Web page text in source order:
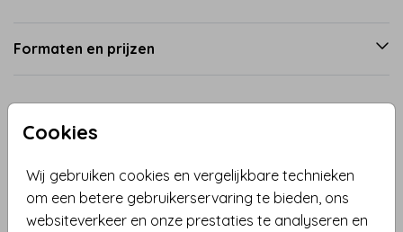
Cookies
Wij gebruiken cookies en vergelijkbare technieken
om een betere gebruikerservaring te bieden, ons
websiteverkeer en onze prestaties te analyseren en
Formaten en prijzen
Productinformatie
Omschrijving
Vrolijke kerstkaart met een eigen foto. Deze kaart
heeft fotokader met vele gekleurde sterretjes en een